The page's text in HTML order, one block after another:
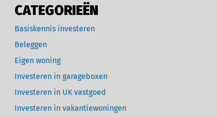
CATEGORIEËN
Basiskennis investeren
Beleggen
Eigen woning
Investeren in garageboxen
Investeren in UK vastgoed
Investeren in vakantiewoningen